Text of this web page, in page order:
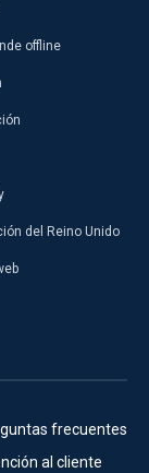
offline
del Reino Unido
frecuentes
al cliente